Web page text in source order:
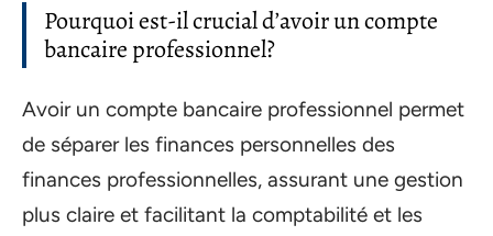
Pourquoi est-il crucial d’avoir un compte
bancaire professionnel?
Avoir un compte bancaire professionnel permet
de séparer les finances personnelles des
finances professionnelles, assurant une gestion
plus claire et facilitant la comptabilité et les